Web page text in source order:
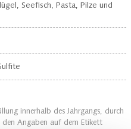
Seefisch, Pasta, Pilze und
innerhalb des Jahrgangs, durch
Angaben auf dem Etikett